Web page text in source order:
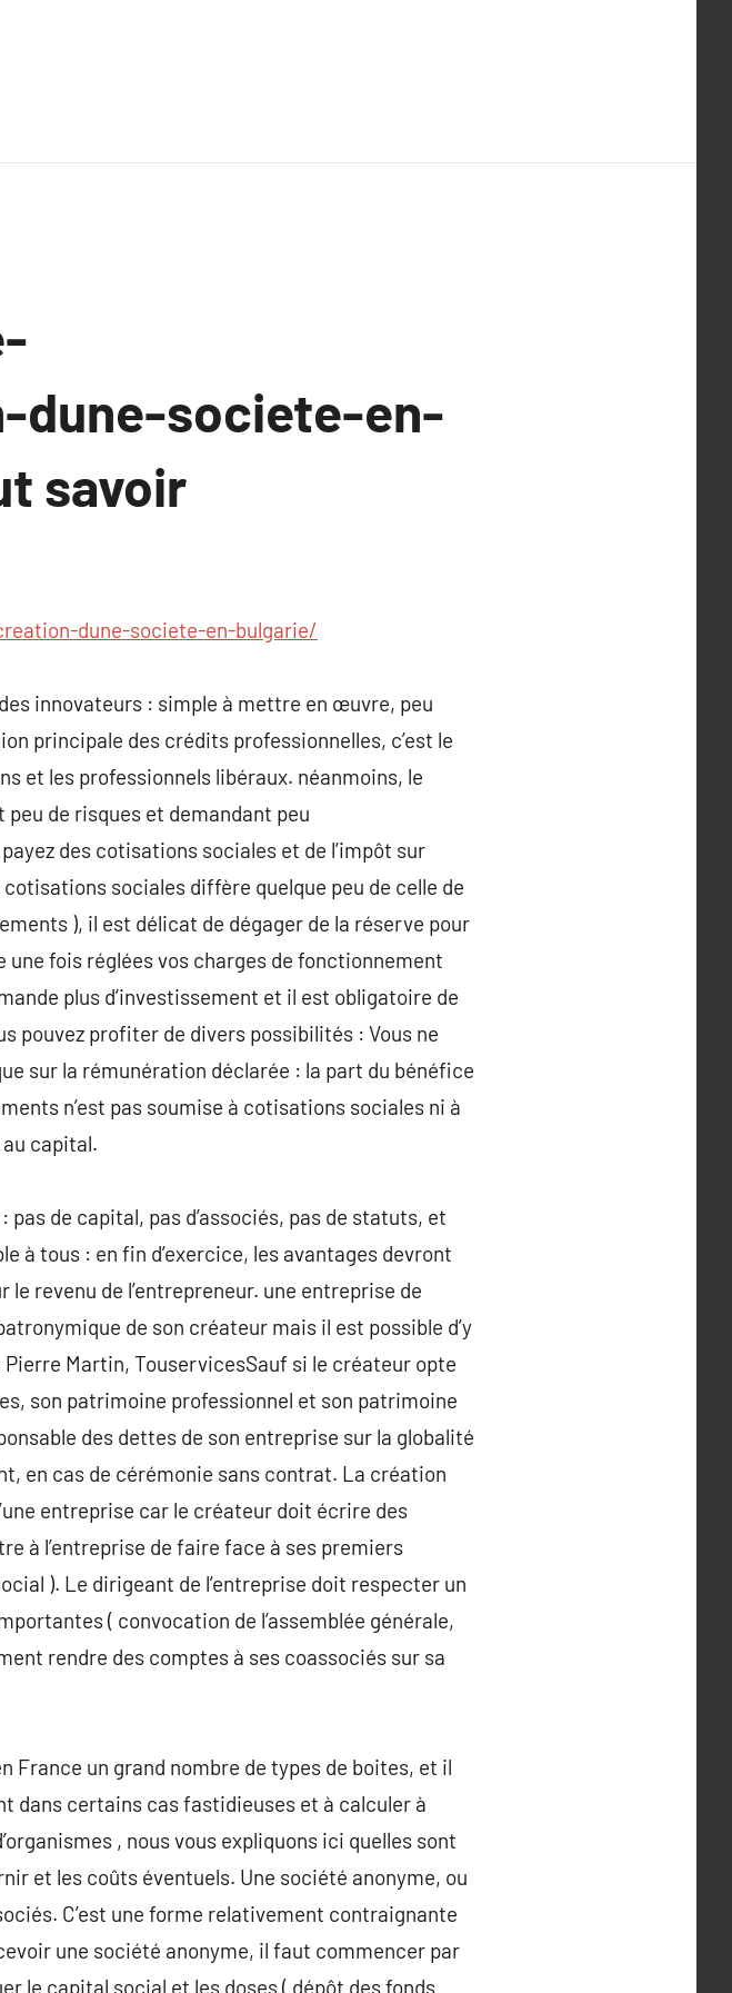
dune-societe-en-
savoir
dune-societe-en-bulgarie/
innovateurs : simple à mettre en œuvre, peu
principale des crédits professionnelles, c’est le
et les professionnels libéraux. néanmoins, le
de risques et demandant peu
des cotisations sociales et de l’impôt sur
cotisations sociales diffère quelque peu de celle de
), il est délicat de dégager de la réserve pour
fois réglées vos charges de fonctionnement
plus d’investissement et il est obligatoire de
pouvez profiter de divers possibilités : Vous ne
sur la rémunération déclarée : la part du bénéfice
n’est pas soumise à cotisations sociales ni à
capital.
de capital, pas d’associés, pas de statuts, et
à tous : en fin d’exercice, les avantages devront
revenu de l’entrepreneur. une entreprise de
de son créateur mais il est possible d’y
Martin, TouservicesSauf si le créateur opte
son patrimoine professionnel et son patrimoine
des dettes de son entreprise sur la globalité
en cas de cérémonie sans contrat. La création
entreprise car le créateur doit écrire des
à l’entreprise de faire face à ses premiers
). Le dirigeant de l’entreprise doit respecter un
( convocation de l’assemblée générale,
rendre des comptes à ses coassociés sur sa
France un grand nombre de types de boites, et il
dans certains cas fastidieuses et à calculer à
, nous vous expliquons ici quelles sont
et les coûts éventuels. Une société anonyme, ou
C’est une forme relativement contraignante
une société anonyme, il faut commencer par
le capital social et les doses ( dépôt des fonds